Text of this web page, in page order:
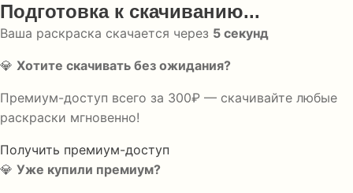
Подготовка к скачиванию...
Ваша раскраска скачается через 5 секунд
💎 Хотите скачивать без ожидания?
Премиум-доступ всего за 300₽ — скачивайте любые
раскраски мгновенно!
Получить премиум-доступ
💎 Уже купили премиум?